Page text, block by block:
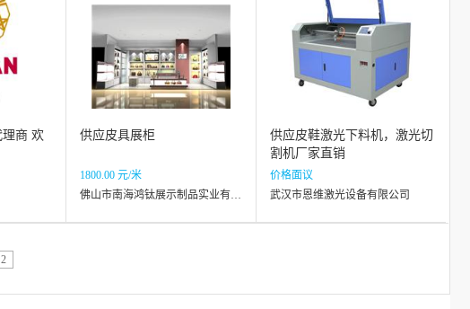
商 欢
供应皮具展柜
1800.00 元/米
佛山市南海鸿钛展示制品实业有限公司
供应皮鞋激光下料机，激光切
割机厂家直销
价格面议
武汉市恩维激光设备有限公司
2